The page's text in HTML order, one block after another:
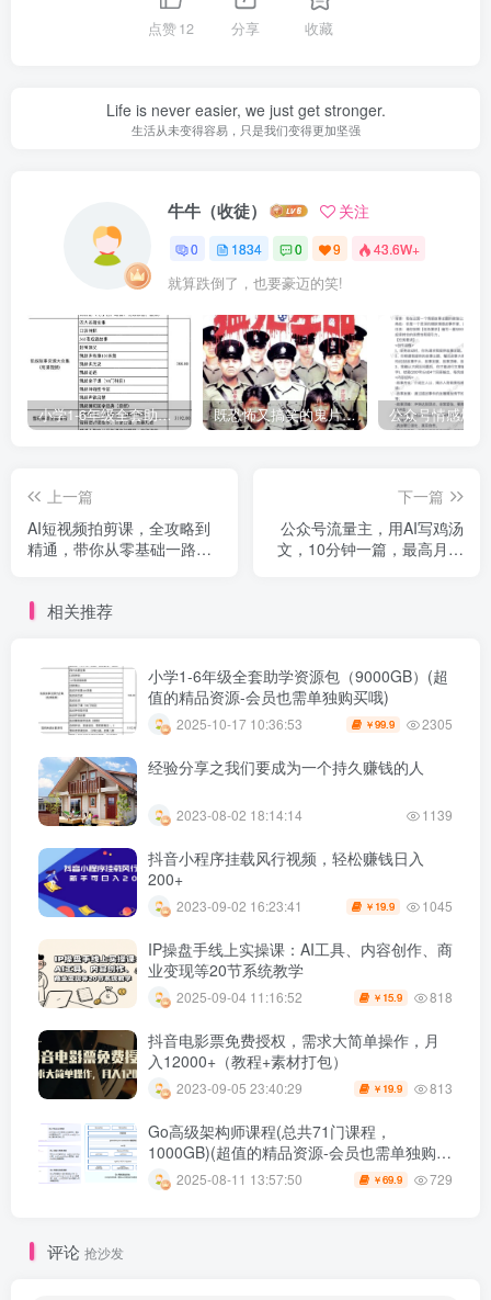
点赞12 分享 收藏
Life is never easier, we just get stronger.
生活从未变得容易，只是我们变得更加坚强
牛牛（收徒） 关注
0 1834 0 9 43.6W+
就算跌倒了，也要豪迈的笑!
小学1-6年级全套助学资源包（9000GB）(超值的精品资源-会员也需单独购买哦) 既恐怖又搞笑的鬼片（10部猛鬼恐怖片都是喜剧片）
上一篇
AI短视频拍剪课，全攻略到
精通，带你从零基础一路飙
下一篇
公众号流量主，用AI写鸡汤
文，10分钟一篇，最高月入
相关推荐
小学1-6年级全套助学资源包（9000GB）(超
值的精品资源-会员也需单独购买哦)
2025-10-17 10:36:53 ￥99.9 2305
经验分享之我们要成为一个持久赚钱的人
2023-08-02 18:14:14 1139
抖音小程序挂载风行视频，轻松赚钱日入
200+
2023-09-02 16:23:41 ￥ 19.9 1045
IP操盘手线上实操课：AI工具、内容创作、商
业变现等20节系统教学
2025-09-04 11:16:52 ￥ 15.9 818
抖音电影票免费授权，需求大简单操作，月
入12000+（教程+素材打包）
2023-09-05 23:40:29 ￥ 19.9 813
Go高级架构师课程(总共71门课程，
1000GB)(超值的精品资源-会员也需单独购买
哦)
2025-08-11 13:57:50 ￥69.9 729
评论 抢沙发